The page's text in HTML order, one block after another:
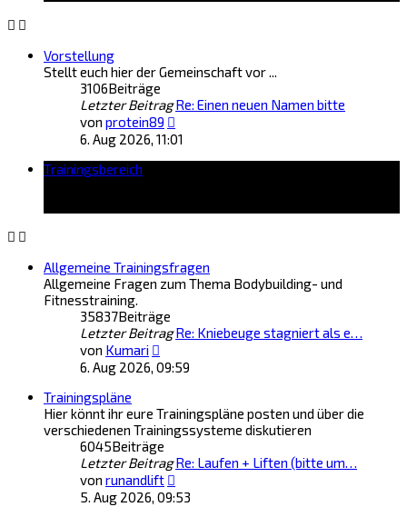
Vorstellung
Stellt euch hier der Gemeinschaft vor ...
3106Beiträge
Letzter Beitrag Re: Einen neuen Namen bitte
von protein89
Beitrag
6. Aug 2026, 11:01
Trainingsbereich
Allgemeine Trainingsfragen
Allgemeine Fragen zum Thema Bodybuilding- und
Fitnesstraining.
35837Beiträge
Letzter Beitrag Re: Kniebeuge stagniert als e…
von Kumari
Beitrag
6. Aug 2026, 09:59
Trainingspläne
Hier könnt ihr eure Trainingspläne posten und über die
verschiedenen Trainingssysteme diskutieren
6045Beiträge
Letzter Beitrag Re: Laufen + Liften (bitte um…
von runandlift
Beitrag
5. Aug 2026, 09:53